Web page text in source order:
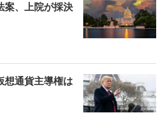
案、上院が採決
想通貨主導権は